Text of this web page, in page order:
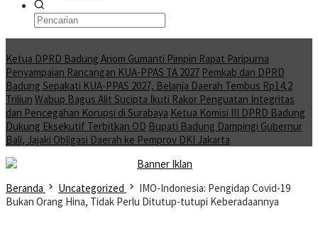
Ketua DPRD Badung Anom Gumanti Pimpin Rapat Paripurna
Penyampaian Rancangan KUA-PPAS TA 2027 Pemkab dan DPRD
Badung Sepakati KUA-PPAS 2027, Belanja Daerah Tembus Rp14,2
Triliun Wabup Bagus Alit Sucipta Ikuti Rakor Penguatan Integritas
dan Pencegahan Korupsi di Surabaya Ketua Komisi III DPRD Badung
Dukung Eksekutif Terbitkan OD Bupati Badung Dampingi Gubernur
Bali, Jajaki Obligasi Daerah ke Pemprov DKI Jakarta
Beranda Uncategorized
IMO-Indonesia: Pengidap Covid-19
Bukan Orang Hina, Tidak Perlu Ditutup-tutupi Keberadaannya